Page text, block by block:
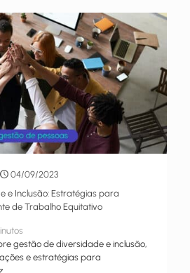
04/09/2023
e Inclusão: Estratégias para
de Trabalho Equitativo
gestão de diversidade e inclusão,
e estratégias para